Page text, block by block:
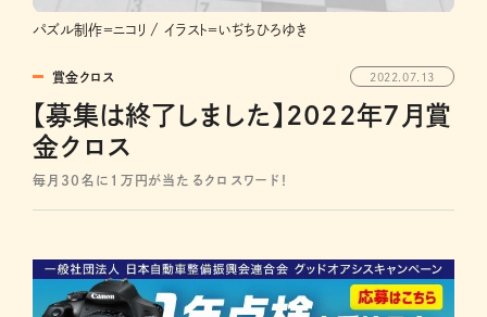
パズル制作＝ニコリ / イラスト＝いぢちひろゆき
賞金クロス 2022.07.13
【募集は終了しました】2022年7月賞
金クロス
毎月30名に1万円が当たるクロスワード！